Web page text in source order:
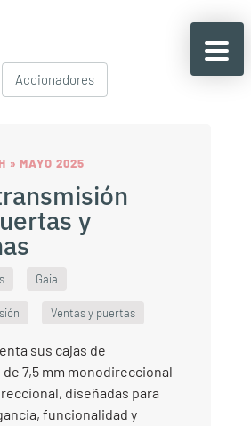
Accionadores
» MAYO 2025
y
Gaia
Ventas y puertas
sus cajas de
7,5 mm monodireccional
diseñadas para
funcionalidad y